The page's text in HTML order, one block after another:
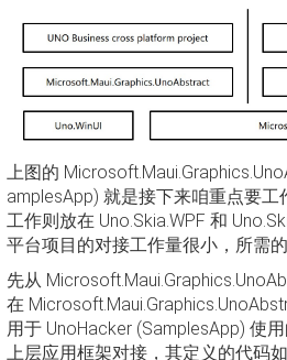
上图的
amplesApp) 就是接下来咱重点要
工作则放在 Uno.Skia.WPF 和
平台项目的对接工作量很小，所需
先从
在
用于 UnoHacker (SamplesApp) 使
上层应用框架对接，其定义的代码